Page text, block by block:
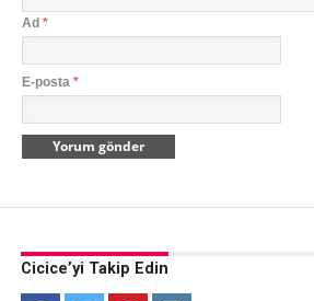
Ad *
E-posta *
Cicice’yi Takip Edin